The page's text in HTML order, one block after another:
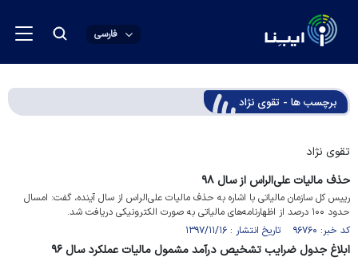
فارسی
برچسب ها - تقوی نژاد
تقوی نژاد
حذف مالیات علی‌الراس از سال ۹۸
رییس کل سازمان مالیاتی با اشاره به حذف مالیات علی‌الراس از سال آینده، گفت: امسال
حدود ۱۰۰ درصد از اظهارنامه‌های مالیاتی به صورت الکترونیکی دریافت شد.
کد خبر: ۹۶۷۶۰ تاریخ انتشار : ۱۳۹۷/۱۱/۱۶
ابلاغ جدول ضرایب تشخیص درآمد مشمول مالیات عملکرد سال ۹۶